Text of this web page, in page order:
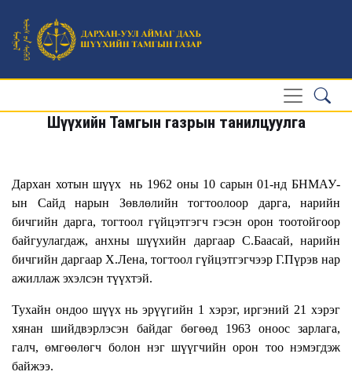
Шүүхийн Тамгын газрын танилцуулга
Дархан хотын шүүх нь 1962 оны 10 сарын 01-нд БНМАУ-
ын Сайд нарын Зөвлөлийн тогтоолоор дарга, нарийн
бичгийн дарга, тогтоол гүйцэтгэгч гэсэн орон тоотойгоор
байгуулагдаж, анхны шүүхийн даргаар С.Баасай, нарийн
бичгийн даргаар Х.Лена, тогтоол гүйцэтгэгчээр Г.Пүрэв нар
ажиллаж эхэлсэн түүхтэй.
Тухайн ондоо шүүх нь эрүүгийн 1 хэрэг, иргэний 21 хэрэг
хянан шийдвэрлэсэн байдаг бөгөөд 1963 оноос зарлага,
галч, өмгөөлөгч болон нэг шүүгчийн орон тоо нэмэгдэж
байжээ.